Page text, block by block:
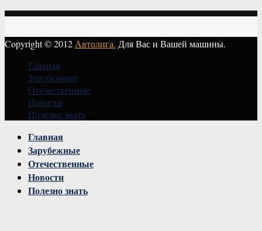
Copyright © 2012 Автолига. Для Вас и Вашей машины.
Главная
Зарубежные
Отечественные
Новости
Полезно знать
Главная
Зарубежные
Отечественные
Новости
Полезно знать